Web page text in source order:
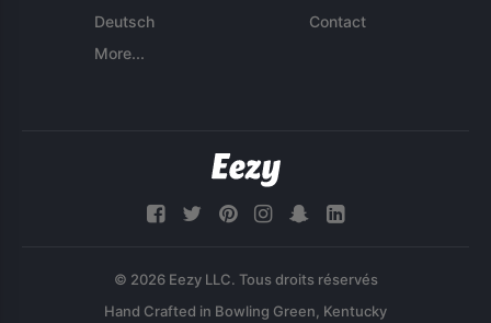
Deutsch
More...
Contact
© 2026 Eezy LLC. Tous droits réservés